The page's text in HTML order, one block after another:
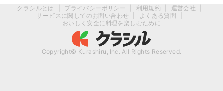
クラシルとは プライバシーポリシー 利用規約 運営会社
サービスに関してのお問い合わせ
よくある質問
おいしく安全に料理を楽しむために
Copyright© Kurashiru, Inc. All Rights Reserved.